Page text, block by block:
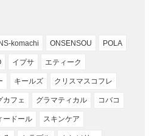
komachi ONSENSOU POLA
イプサ エティーク
キールズ クリスマスコフレ
カフェ グラマティカル コバコ
ードール スキンケア